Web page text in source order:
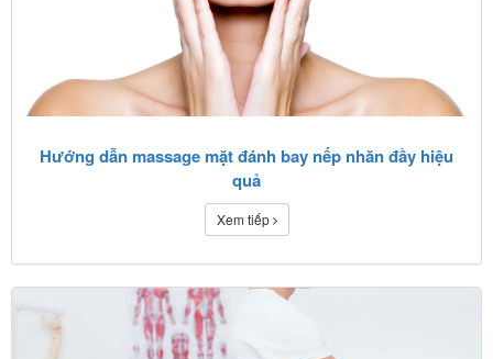
Hướng dẫn massage mặt đánh bay nếp nhăn đầy hiệu
quả
Xem tiếp